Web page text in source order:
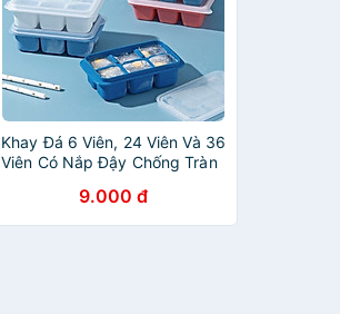
Khay Đá 6 Viên, 24 Viên Và 36
Viên Có Nắp Đậy Chống Tràn
Silicon + Nhựa Pp An Toàn
9.000 đ